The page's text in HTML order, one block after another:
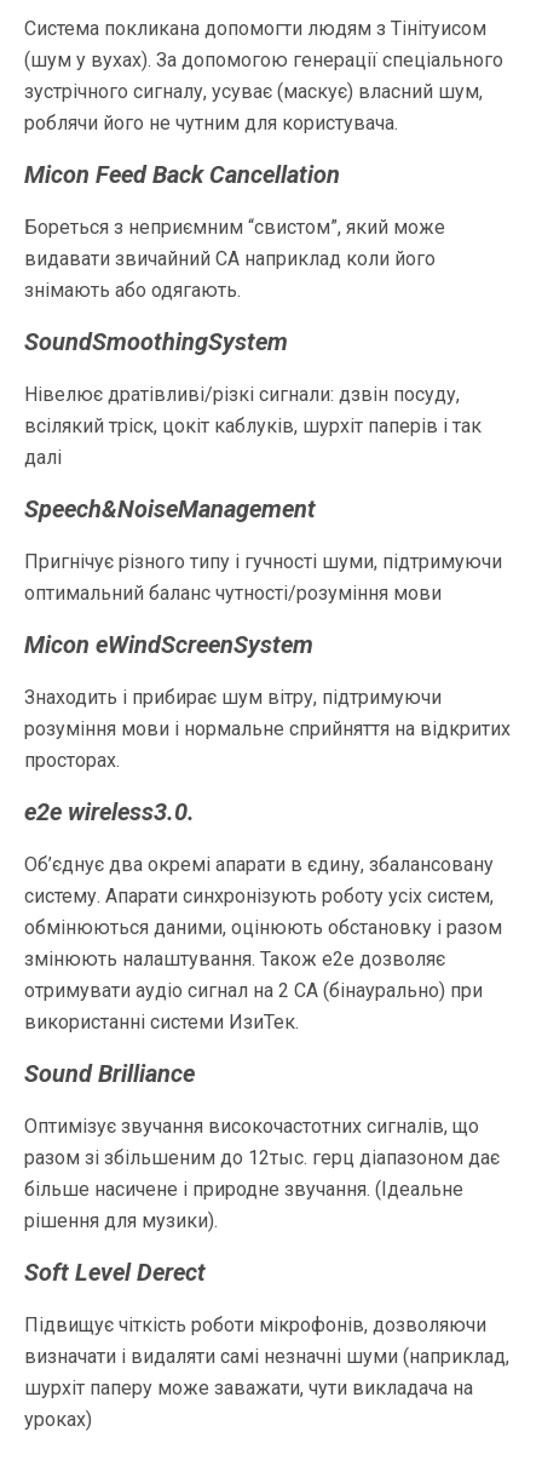
Система покликана допомогти людям з Тінітуисом
(шум у вухах). За допомогою генерації спеціального
зустрічного сигналу, усуває (маскує) власний шум,
роблячи його не чутним для користувача.
Micon Feed Back Cancellation
Бореться з неприємним “свистом”, який може
видавати звичайний СА наприклад коли його
знімають або одягають.
SoundSmoothingSystem
Нівелює дратівливі/різкі сигнали: дзвін посуду,
всілякий тріск, цокіт каблуків, шурхіт паперів і так
далі
Speech&NoiseManagement
Пригнічує різного типу і гучності шуми, підтримуючи
оптимальний баланс чутності/розуміння мови
Micon eWindScreenSystem
Знаходить і прибирає шум вітру, підтримуючи
розуміння мови і нормальне сприйняття на відкритих
просторах.
e2e wireless3.0.
Об’єднує два окремі апарати в єдину, збалансовану
систему. Апарати синхронізують роботу усіх систем,
обмінюються даними, оцінюють обстановку і разом
змінюють налаштування. Також е2е дозволяє
отримувати аудіо сигнал на 2 СА (бінаурально) при
використанні системи ИзиТек.
Sound Brilliance
Оптимізує звучання високочастотних сигналів, що
разом зі збільшеним до 12тыс. герц діапазоном дає
більше насичене і природне звучання. (Ідеальне
рішення для музики).
Soft Level Derect
Підвищує чіткість роботи мікрофонів, дозволяючи
визначати і видаляти самі незначні шуми (наприклад,
шурхіт паперу може заважати, чути викладача на
уроках)